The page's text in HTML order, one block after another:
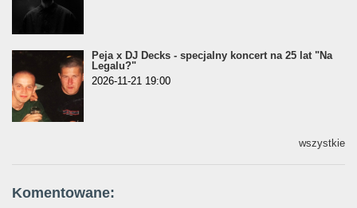
Peja x DJ Decks - specjalny koncert na 25 lat "Na
Legalu?"
2026-11-21 19:00
wszystkie
Komentowane: